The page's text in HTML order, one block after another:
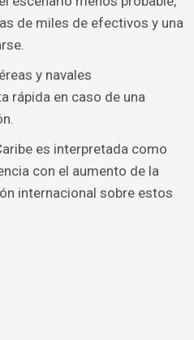
de miles de efectivos y una
y navales
rápida en caso de una
es interpretada como
con el aumento de la
internacional sobre estos